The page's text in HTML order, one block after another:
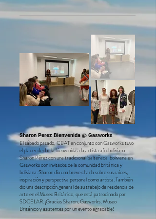
Sharon Perez Bienvenida @ Gasworks
El sábado pasado, CBAT en conjunto con Gasworks tuvo
el placer de dar la bienvenida a la artista afroboliviana
Sharon Pérez con una tradicional 'salteñada' boliviana en
Gasworks con invitados de la comunidad británica y
boliviana. Sharon dio una breve charla sobre sus raíces,
inspiración y perspectiva personal como artista. También
dio una descripción general de su trabajo de residencia de
arte en el Museo Británico, que está patrocinado por
SDCELAR. ¡Gracias Sharon, Gasworks, Museo
Británico y asistentes por un evento agradable!